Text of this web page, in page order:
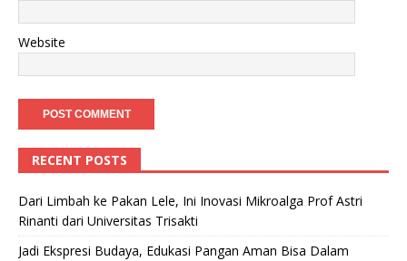
Website
RECENT POSTS
Dari Limbah ke Pakan Lele, Ini Inovasi Mikroalga Prof Astri
Rinanti dari Universitas Trisakti
Jadi Ekspresi Budaya, Edukasi Pangan Aman Bisa Dalam